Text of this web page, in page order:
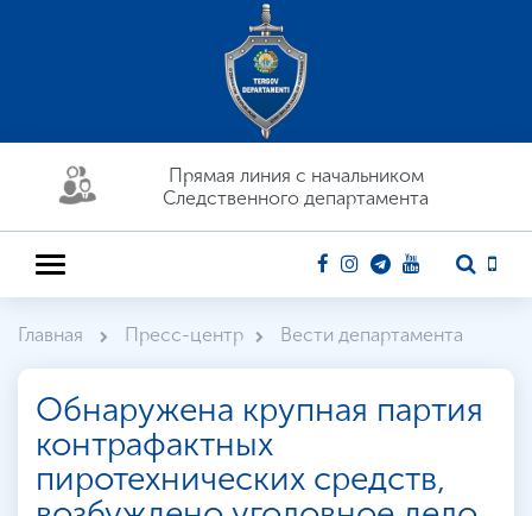
Прямая линия c начальником
Следственного департамента
Главная Пресс-центр Вести департамента
Обнаружена крупная партия
контрафактных
пиротехнических средств,